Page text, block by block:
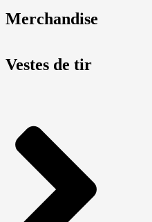
Merchandise
Vestes de tir